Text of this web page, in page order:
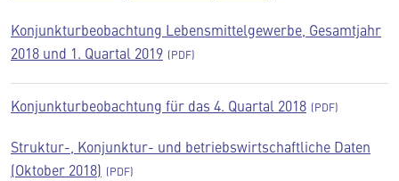
Konjunkturbeobachtung Lebensmittelgewerbe, Gesamtjahr
2018 und 1. Quartal 2019
Konjunkturbeobachtung für das 4. Quartal 2018
Struktur-, Konjunktur- und betriebswirtschaftliche Daten
(Oktober 2018)